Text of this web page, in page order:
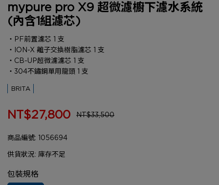
mypure pro X9 超微濾櫥下濾水系統
(內含1組濾芯)
‧PF前置濾芯 1 支
‧ION-X 離子交換樹脂濾芯 1 支
‧CB-UP超微濾濾芯 1 支
‧304不鏽鋼單用龍頭 1 支
BRITA
NT$27,800 NT$33,500
商品編號: 1056694
供貨狀況: 庫存不足
包裝規格